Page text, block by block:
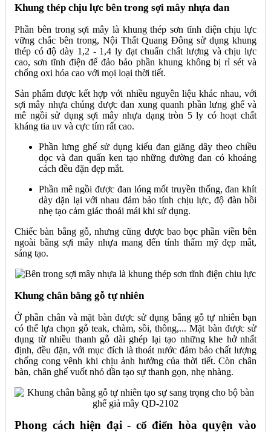
Khung thép chịu lực bên trong sợi mây nhựa đan
Phần bên trong sợi mây là khung thép sơn tĩnh điện chịu lực
vững chắc bên trong, Nội Thất Quang Đông sử dụng khung
thép có độ dày 1,2 - 1,4 ly đạt chuẩn chất lượng và chịu lực
cao, sơn tĩnh điện để đảo bảo phần khung không bị rỉ sét và
chống oxi hóa cao với mọi loại thời tiết.
Sản phẩm được kết hợp với nhiều nguyên liệu khác nhau, với
sợi mây nhựa chúng được đan xung quanh phần lưng ghế và
mê ngồi sử dụng sợi mây nhựa dạng tròn 5 ly có hoạt chất
kháng tia uv và cực tím rất cao.
Phần lưng ghế sử dụng kiểu đan giăng dây theo chiều
dọc và đan quấn ken tạo những đường đan có khoảng
cách đều đặn đẹp mắt.
Phần mê ngồi được đan lóng mốt truyền thống, đan khít
dày dặn lại với nhau đảm bảo tính chịu lực, độ đàn hồi
nhẹ tạo cảm giác thoải mái khi sử dụng.
Chiếc bàn bằng gỗ, nhưng cũng được bao bọc phần viền bên
ngoài bằng sợi mây nhựa mang đến tính thẩm mỹ đẹp mắt,
sáng tạo.
Khung chân bằng gỗ tự nhiên
Ở phần chân và mặt bàn được sử dụng bằng gỗ tự nhiên bạn
có thể lựa chọn gỗ teak, chàm, sồi, thông,... Mặt bàn được sử
dụng từ nhiều thanh gỗ dài ghép lại tạo những khe hở nhất
định, đều đặn, với mục đích là thoát nước đảm bảo chất lượng
chống cong vênh khi chịu ảnh hưởng của thời tiết. Còn chân
bàn, chân ghế vuốt nhỏ dần tạo sự thanh gọn, nhẹ nhàng.
Phong cách hiện đại - cổ điển hòa quyện vào